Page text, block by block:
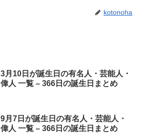
kotonoha
3月10日が誕生日の有名人・芸能人・
偉人 一覧 – 366日の誕生日まとめ
9月7日が誕生日の有名人・芸能人・
偉人 一覧 – 366日の誕生日まとめ